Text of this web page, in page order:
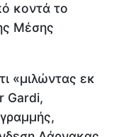
κοντά το
Μέσης
«μιλώντας εκ
Gardi,